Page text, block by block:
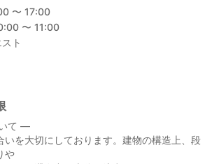
〜 17:00
〜 11:00
ト
て ―
いを大切にしております。建物の構造上、段
や